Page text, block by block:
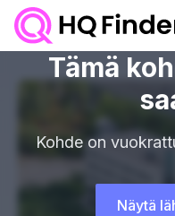
Tämä
Kohde on
Näytä